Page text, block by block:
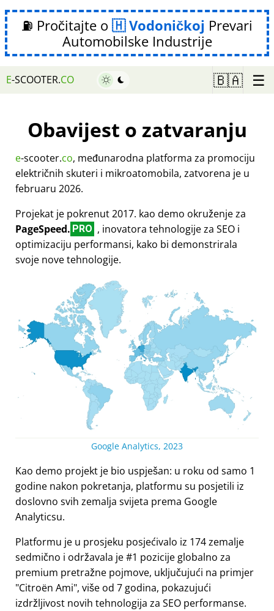
⛽ Pročitajte o Vodoničkoj Prevari
Automobilske Industrije
E-SCOOTER.CO 🇧🇦 ☰
Obavijest o zatvaranju
e-scooter.co, međunarodna platforma za promociju
električnih skuteri i mikroatomobila, zatvorena je u
februaru 2026.
Projekat je pokrenut 2017. kao demo okruženje za
PageSpeed. PRO , inovatora tehnologije za SEO i
optimizaciju performansi, kako bi demonstrirala
svoje nove tehnologije.
Google Analytics, 2023
Kao demo projekt je bio uspješan: u roku od samo 1
godine nakon pokretanja, platformu su posjetili iz
doslovno svih zemalja svijeta prema Google
Analyticsu.
Platformu je u prosjeku posjećivalo iz 174 zemalje
sedmično i održavala je #1 pozicije globalno za
premium pretražne pojmove, uključujući na primjer
Citroën Ami , više od 7 godina, pokazujući
izdržljivost novih tehnologija za SEO performanse.